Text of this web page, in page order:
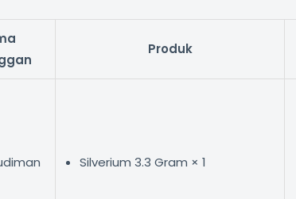
Produk
Silverium 3.3 Gram × 1